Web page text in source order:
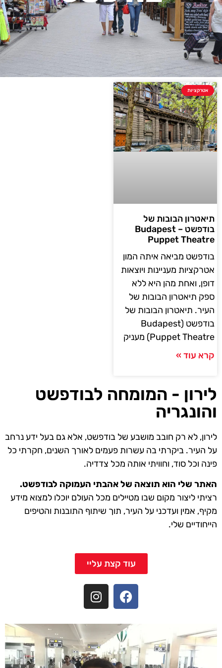
אטרקציות
תיאטרון הבובות של
בודפשט – Budapest
Puppet Theatre
בודפשט מביאה איתה המון
אטרקציות מעניינות ויוצאות
דופן, ואחת מהן היא ללא
ספק תיאטרון הבובות של
העיר. תיאטרון הבובות של
בודפשט (Budapest
Puppet Theatre) מעניק
קרא עוד »
לירון - המומחה לבודפשט
והונגריה
לירון, לא רק חובב מושבע של בודפשט, אלא גם בעל ידע נרחב
על העיר. ביקרתי בה עשרות פעמים לאורך השנים, חקרתי כל
פינה וכל סוד, וחוויתי אותה מכל צדדיה.
האתר שלי הוא תוצאה של אהבתי העמוקה לבודפשט.
רציתי ליצור מקום שבו מטיילים מכל העולם יוכלו למצוא מידע
מקיף, אמין ועדכני על העיר, תוך שיתוף התובנות והטיפים
הייחודיים שלי.
עוד קצת עליי